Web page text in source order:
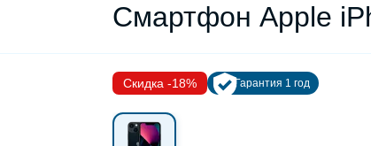
Смартфон Apple
Скидка -18% Гарантия 1 год